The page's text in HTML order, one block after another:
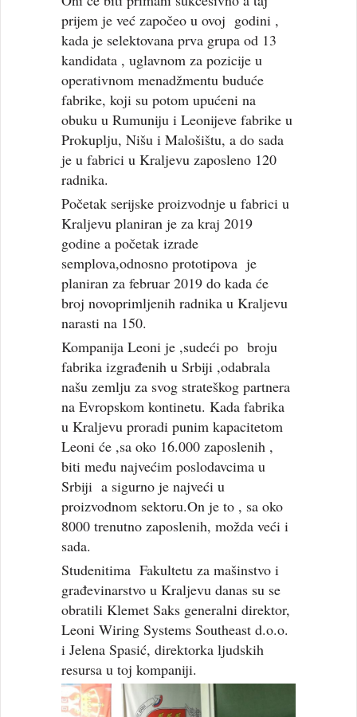
prijem je već započeo u ovoj godini ,
kada je selektovana prva grupa od 13
kandidata , uglavnom za pozicije u
operativnom menadžmentu buduće
fabrike, koji su potom upućeni na
obuku u Rumuniju i Leonijeve fabrike u
Prokuplju, Nišu i Malošištu, a do sada
je u fabrici u Kraljevu zaposleno 120
radnika.
Početak serijske proizvodnje u fabrici u
Kraljevu planiran je za kraj 2019
godine a početak izrade
semplova,odnosno prototipova je
planiran za februar 2019 do kada će
broj novoprimljenih radnika u Kraljevu
narasti na 150.
Kompanija Leoni je ,sudeći po broju
fabrika izgrađenih u Srbiji ,odabrala
našu zemlju za svog strateškog partnera
na Evropskom kontinetu. Kada fabrika
u Kraljevu proradi punim kapacitetom
Leoni će ,sa oko 16.000 zaposlenih ,
biti među najvećim poslodavcima u
Srbiji a sigurno je najveći u
proizvodnom sektoru.On je to , sa oko
8000 trenutno zaposlenih, možda veći i
sada.
Studenitima Fakultetu za mašinstvo i
građevinarstvo u Kraljevu danas su se
obratili Klemet Saks generalni direktor,
Leoni Wiring Systems Southeast d.o.o.
i Jelena Spasić, direktorka ljudskih
resursa u toj kompaniji.